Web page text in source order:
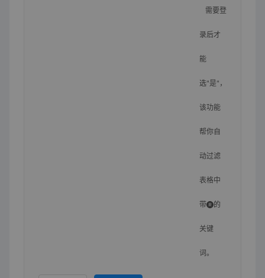
需要登
录后才
能
选"是"，
该功能
帮你自
动过滤
表格中
带 的
关键
词。